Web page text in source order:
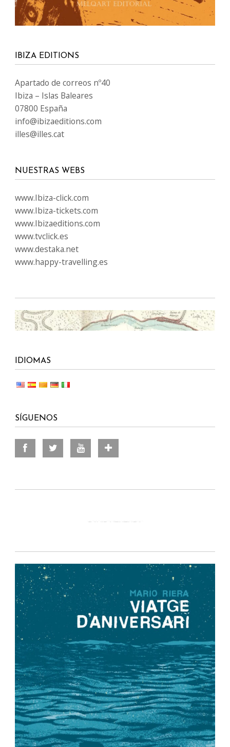
IBIZA EDITIONS
Apartado de correos nº40
Ibiza – Islas Baleares
07800 España
info@ibizaeditions.com
illes@illes.cat
NUESTRAS WEBS
www.Ibiza-click.com
www.Ibiza-tickets.com
www.Ibizaeditions.com
www.tvclick.es
www.destaka.net
www.happy-travelling.es
IDIOMAS
SÍGUENOS